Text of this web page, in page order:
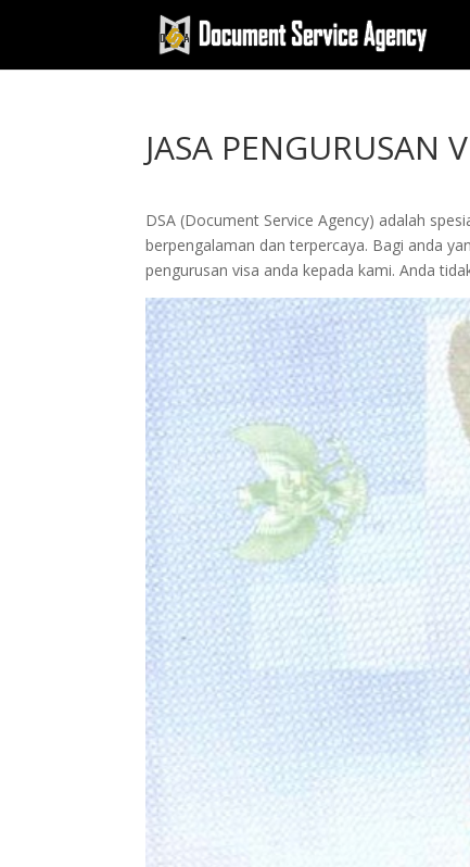
JASA PENGURUSAN
DSA (Document Service Agency) adalah
berpengalaman dan terpercaya. Bagi anda
pengurusan visa anda kepada kami. Anda